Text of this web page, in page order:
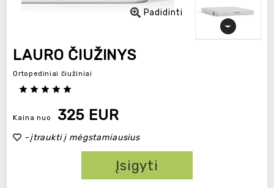
Padidinti
LAURO ČIUŽINYS
Ortopediniai čiužiniai
Kaina nuo 325 EUR
-įtraukti į mėgstamiausius
Įsigyti